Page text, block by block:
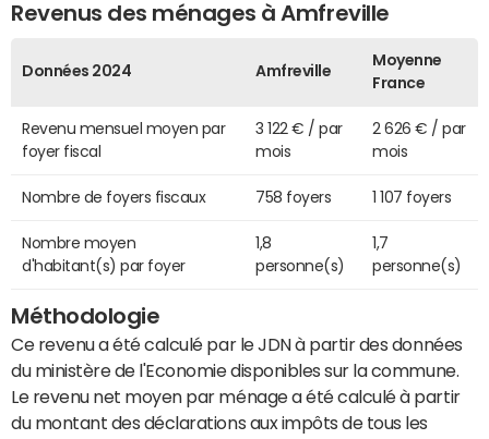
Revenus des ménages à Amfreville
Données 2024 Amfreville
Moyenne
France
Revenu mensuel moyen par
foyer fiscal
3 122 € / par
mois
2 626 € / par
mois
Nombre de foyers fiscaux 758 foyers 1 107 foyers
Nombre moyen
d'habitant(s) par foyer
1,8
personne(s)
1,7
personne(s)
Méthodologie
Ce revenu a été calculé par le JDN à partir des données
du ministère de l'Economie disponibles sur la commune.
Le revenu net moyen par ménage a été calculé à partir
du montant des déclarations aux impôts de tous les